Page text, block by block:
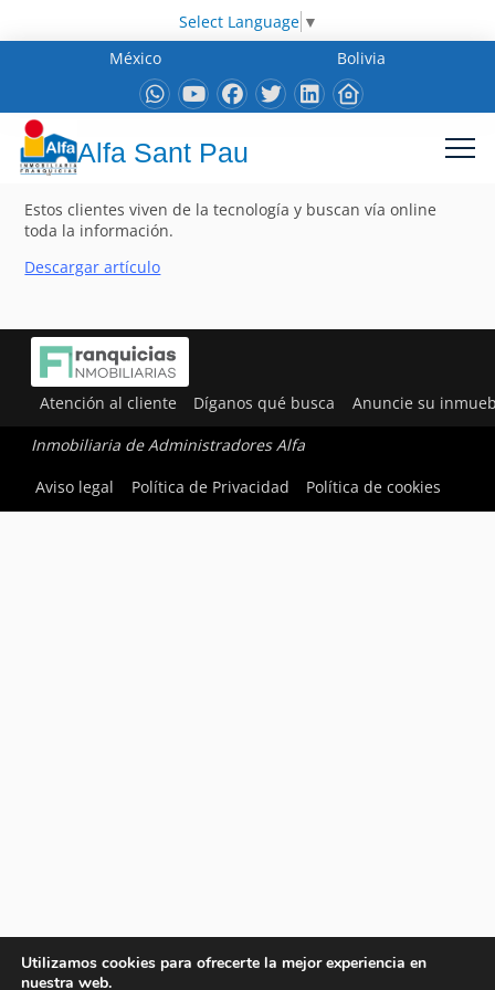
Select Language ▼
México
Bolivia
Alfa Sant Pau
Estos clientes viven de la tecnología y buscan vía online
toda la información.
Descargar artículo
Atención al cliente Díganos qué busca Anuncie su
Inmobiliaria de Administradores Alfa
Aviso legal
Política de Privacidad Política de cookies
Utilizamos cookies para ofrecerte la mejor experiencia en
nuestra web.